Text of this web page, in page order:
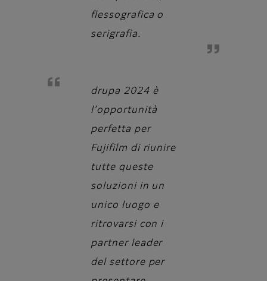
flessografica o
serigrafia.
drupa 2024 è
l’opportunità
perfetta per
Fujifilm di riunire
tutte queste
soluzioni in un
unico luogo e
ritrovarsi con i
partner leader
del settore per